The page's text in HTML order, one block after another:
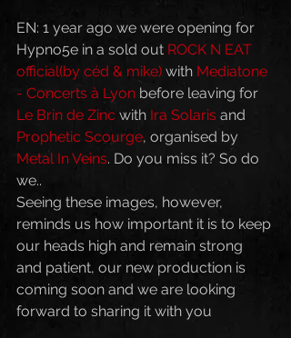
EN: 1 year ago we were opening for
Hypno5e in a sold out ROCK N EAT
official(by céd & mike) with Mediatone
- Concerts à Lyon before leaving for
Le Brin de Zinc with Ira Solaris and
Prophetic Scourge, organised by
Metal In Veins. Do you miss it? So do
we..
Seeing these images, however,
reminds us how important it is to keep
our heads high and remain strong
and patient, our new production is
coming soon and we are looking
forward to sharing it with you